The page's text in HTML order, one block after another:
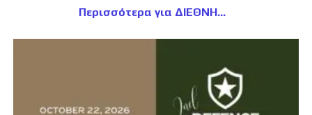
Περισσότερα για ΔΙΕΘΝΗ